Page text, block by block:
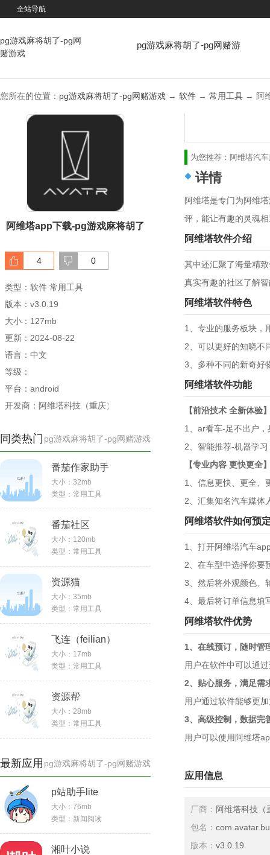
全站导航
pg游戏麻将胡了-pg网
赌游戏
pg游戏麻将胡了-pg网赌游
您所在的位置： pg游戏麻将胡了-pg网赌游戏 → 软件 → 常用工具 → 阿
阿维塔app下载-pg游戏麻将胡了
4 0
类型：软件 常用工具
版本：v3.0.19
大小：127mb
更新：2024-08-22
语言：中文
等级：
平台：android
开发商：阿维塔科技（重庆）有限公司
pg游戏麻将胡了-pg网赌游戏
同类热门
番茄作家助手
大小： 32mb
类型： 常用工具
番茄社区
大小： 120mb
类型： 常用工具
资源猫
大小： 35mb
类型： 常用工具
飞连（feilian）
大小： 17mb
类型： 常用工具
资源帮
大小： 28mb
类型： 常用工具
pg游戏麻将胡了-pg网赌游戏
最新应用
p站助手lite
大小：76mb
类型：新闻阅读
湘叶小说
为您推荐： 阿维塔汽
详情
阿维塔是专门为阿维
评，能让有趣的灵魂
阿维塔软件介绍
其中还汇聚了海量精
真实有趣的社区了解
阿维塔软件特色
1、专业的服务板块，
2、可以更好的知晓不
3、多种不同的新奇好
阿维塔软件功能
【前沿技术 全新体验
1、ar看车-足不出户
2、智能推荐-机器学
【专业内容 更快更全
1、信息更快、更全、
2、汇集知名汽车媒体
阿维塔软件如何预
1、打开阿维塔汽车
2、在车型中选择你要
3、然后将外观颜色、
4、最后将订单信息填
阿维塔软件优势
1、在线预订，随时管
用户在软件中可以通
2、贴心服务，满足需
用户通过软件能够更
3、高级控制，数据完
用户可以使用阿维塔
应用信息
厂商： 阿维塔科技（
包名：
版本： v3.0.19